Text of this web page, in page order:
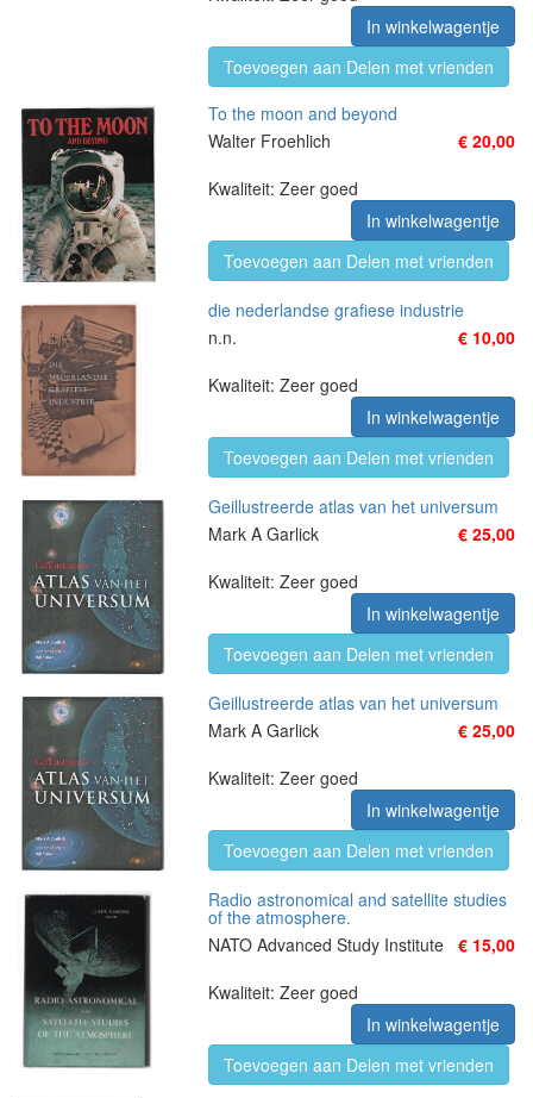
In winkelwagentje
Toevoegen aan Delen met vrienden
To the moon and beyond
Walter Froehlich
€ 20,00
Kwaliteit: Zeer goed
In winkelwagentje
Toevoegen aan Delen met vrienden
die nederlandse grafiese industrie
n.n.
€ 10,00
Kwaliteit: Zeer goed
In winkelwagentje
Toevoegen aan Delen met vrienden
Geillustreerde atlas van het universum
Mark A Garlick
€ 25,00
Kwaliteit: Zeer goed
In winkelwagentje
Toevoegen aan Delen met vrienden
Geillustreerde atlas van het universum
Mark A Garlick
€ 25,00
Kwaliteit: Zeer goed
In winkelwagentje
Toevoegen aan Delen met vrienden
Radio astronomical and satellite studies
of the atmosphere.
NATO Advanced Study Institute € 15,00
Kwaliteit: Zeer goed
In winkelwagentje
Toevoegen aan Delen met vrienden